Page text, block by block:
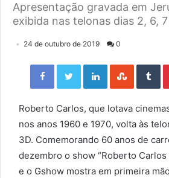
Apresentação gravada em
exibida nas telonas dias 2, 6,
24 de outubro de 2019 0
Facebook Twitter LinkedIn StumbleUpon Tumblr
Roberto Carlos, que lotava
nos anos 1960 e 1970, volta às
3D. Comemorando 60 anos de
dezembro o show “Roberto Carlos
e o Gshow mostra em primeira